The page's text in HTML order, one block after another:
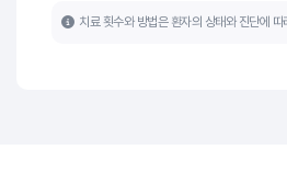
치료 횟수와 방법은 환자의 상태와 진단에